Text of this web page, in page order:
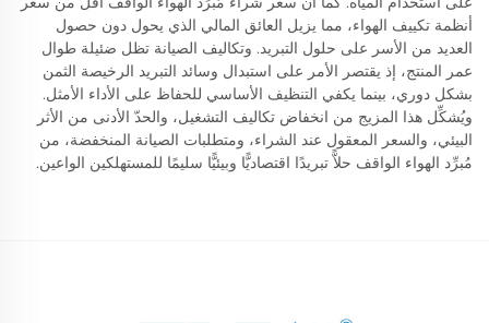
أنظمة تكييف الهواء، مما يزيل العائق المالي الذي يحول دون حصول
العديد من الأسر على حلول التبريد. وتكاليف الصيانة تظل ضئيلة طوال
عمر المنتج، إذ يقتصر الأمر على استبدال وسائد التبريد الرخيصة الثمن
بشكل دوري، بينما يكفي التنظيف الأساسي للحفاظ على الأداء الأمثل.
ويُشكِّل هذا المزيج من انخفاض تكاليف التشغيل، والحدّ الأدنى من الأثر
البيئي، والسعر المعقول عند الشراء، ومتطلبات الصيانة المنخفضة، من
مُبرِّد الهواء الواقف حلاًّ تبريدًا اقتصاديًّا وبيئيًّا سليمًا للمستهلكين الواعين.